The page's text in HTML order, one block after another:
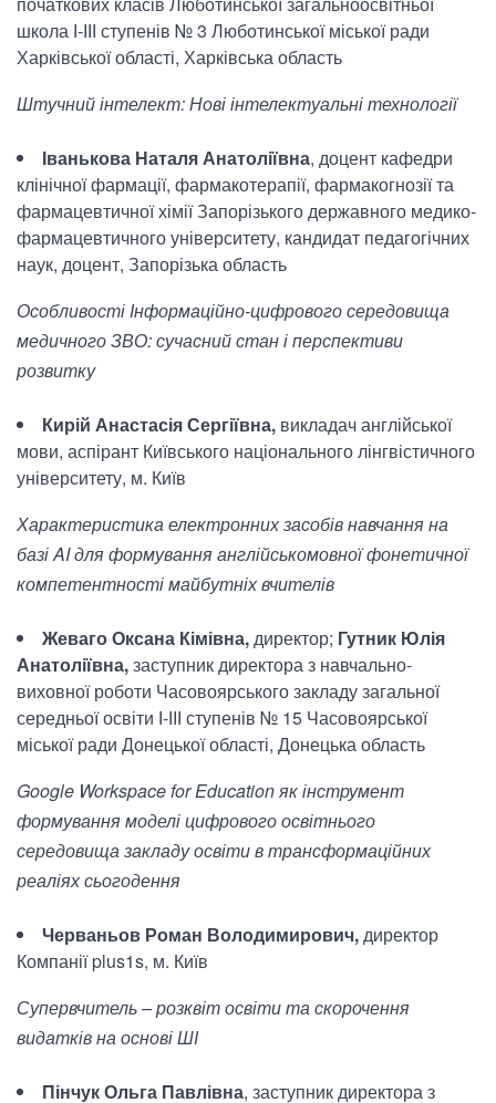
школа І-ІІІ ступенів № 3 Люботинської міської ради
Харківської області, Харківська область
Штучний інтелект: Нові інтелектуальні технології
Іванькова Наталя Анатоліївна, доцент кафедри
клінічної фармації, фармакотерапії, фармакогнозії та
фармацевтичної хімії Запорізького державного медико-
фармацевтичного університету, кандидат педагогічних
наук, доцент, Запорізька область
Особливості Інформаційно-цифрового середовища
медичного ЗВО: сучасний стан і перспективи
розвитку
Кирій Анастасія Сергіївна, викладач англійської
мови, аспірант Київського національного лінгвістичного
університету, м. Київ
Характеристика електронних засобів навчання на
базі AI для формування англійськомовної фонетичної
компетентності майбутніх вчителів
Жеваго Оксана Кімівна,директор; Гутник Юлія
Анатоліївна,заступник директора з навчально-
виховної роботи Часовоярського закладу загальної
середньої освіти І-ІІІ ступенів № 15 Часовоярської
міської ради Донецької області, Донецька область
Google Workspace for Education як інструмент
формування моделі цифрового освітнього
середовища закладу освіти в трансформаційних
реаліях сьогодення
Черваньов Роман Володимирович,директор
Компанії plus1s, м. Київ
Супервчитель – розквіт освіти та скорочення
видатків на основі ШІ
Пінчук Ольга Павлівна, заступник директора з